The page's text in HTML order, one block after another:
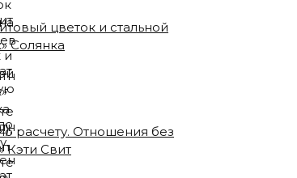
цветок и стальной
Солянка
расчету. Отношения без
Кэти Свит